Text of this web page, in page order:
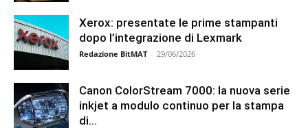
Xerox: presentate le prime stampanti
dopo l’integrazione di Lexmark
Redazione BitMAT - 29/06/2026
Canon ColorStream 7000: la nuova serie
inkjet a modulo continuo per la stampa
di...